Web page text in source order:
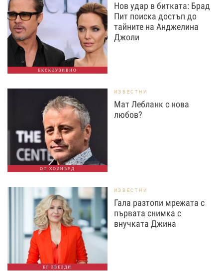
ЕКСКЛУЗИВНО
Нов удар в битката: Брад
Пит поиска достъп до
тайните на Анджелина
Джоли
ОТ ХОЛИВУД
ИЗВЕСТНИ
Мат Лебланк с нова
любов?
БГ ЗВЕЗДИ
ИЗВЕСТНИ
Гала разтопи мрежата с
първата снимка с
внучката Джина